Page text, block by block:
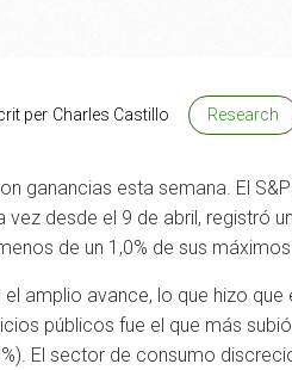
per Charles Castillo Research
ganancias esta semana. El
desde el 9 de abril, registró
de un 1,0% de sus
amplio avance, lo que hizo
públicos fue el que más
El sector de consumo